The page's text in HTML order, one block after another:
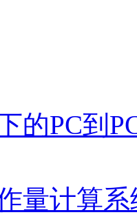
的PC到
量计算